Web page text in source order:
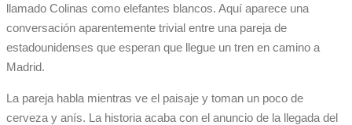
llamado Colinas como elefantes blancos. Aquí aparece una
conversación aparentemente trivial entre una pareja de
estadounidenses que esperan que llegue un tren en camino a
Madrid.
La pareja habla mientras ve el paisaje y toman un poco de
cerveza y anís. La historia acaba con el anuncio de la llegada del